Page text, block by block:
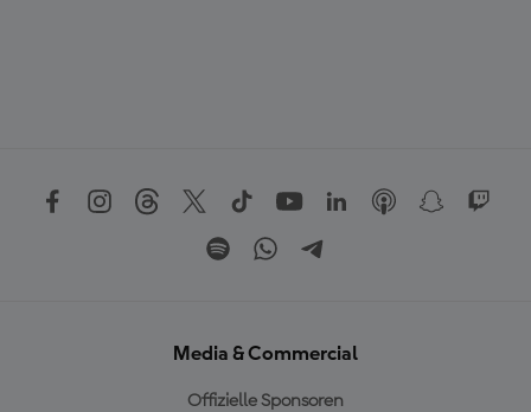
Media & Commercial
Offizielle Sponsoren